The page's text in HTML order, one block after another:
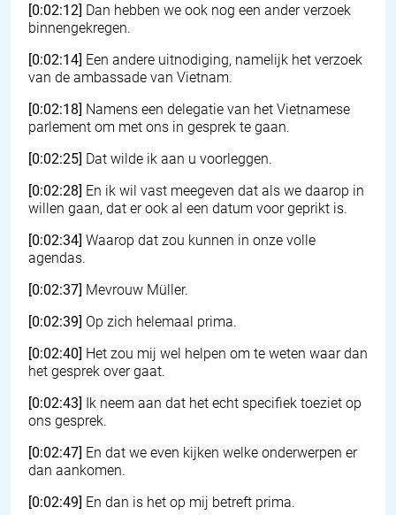
[0:02:12] Dan hebben we ook nog een ander verzoek
binnengekregen.
[0:02:14] Een andere uitnodiging, namelijk het verzoek
van de ambassade van Vietnam.
[0:02:18] Namens een delegatie van het Vietnamese
parlement om met ons in gesprek te gaan.
[0:02:25] Dat wilde ik aan u voorleggen.
[0:02:28] En ik wil vast meegeven dat als we daarop in
willen gaan, dat er ook al een datum voor geprikt is.
[0:02:34] Waarop dat zou kunnen in onze volle
agendas.
[0:02:37] Mevrouw Müller.
[0:02:39] Op zich helemaal prima.
[0:02:40] Het zou mij wel helpen om te weten waar dan
het gesprek over gaat.
[0:02:43] Ik neem aan dat het echt specifiek toeziet op
ons gesprek.
[0:02:47] En dat we even kijken welke onderwerpen er
dan aankomen.
[0:02:49] En dan is het op mij betreft prima.